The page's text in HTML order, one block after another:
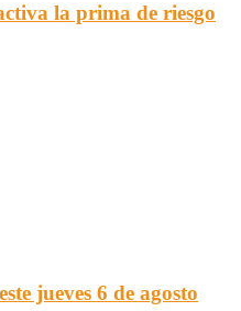
la prima de riesgo
jueves 6 de agosto